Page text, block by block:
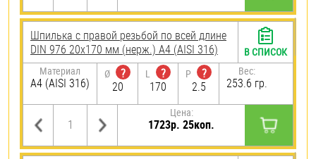
Шпилька с правой резьбой по всей длине
DIN 976 20х170 мм (нерж.) A4 (AISI 316)
Материал
A4 (AISI 316)
Ø
?
20
L
?
170
P
?
2.5
Вес:
253.6 гр.
Цена:
1723р. 25коп.
В СПИСОК